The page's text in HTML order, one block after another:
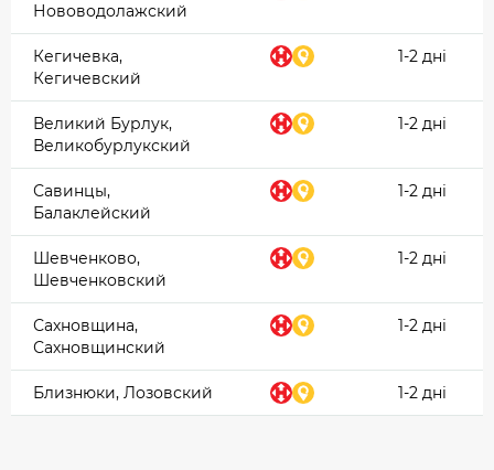
Нововодолажский
Кегичевка,
Кегичевский
1-2 дні
Великий Бурлук,
Великобурлукский
1-2 дні
Савинцы,
Балаклейский
1-2 дні
Шевченково,
Шевченковский
1-2 дні
Сахновщина,
Сахновщинский
1-2 дні
Близнюки, Лозовский 1-2 дні